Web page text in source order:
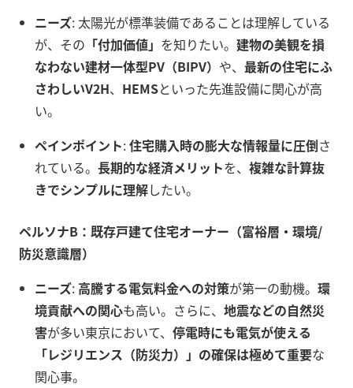
ニーズ: 太陽光が標準装備であることは理解している
が、その 「付加価値」 を知りたい。 建物の美観を損
なわない建材一体型PV（BIPV） や、 最新の住宅にふ
さわしいV2H、 HEMSといった先進設備に関心が高
い。
ペインポイント:住宅購入時の膨大な情報量に圧倒さ
れている。 長期的な経済メリットを、 複雑な計算抜
きでシンプルに理解したい。
ペルソナB：既存戸建て住宅オーナー（富裕層・環境/
防災意識層）
ニーズ: 高騰する電気料金への対策が第一の動機。 環
境貢献への関心も高い。さらに、 地震などの自然災
害が多い東京において、 停電時にも電気が使える
「レジリエンス（防災力）」の確保は極めて重要な
関心事。